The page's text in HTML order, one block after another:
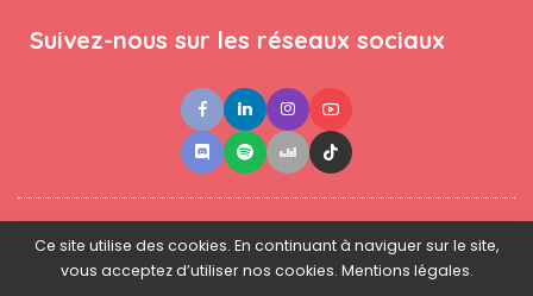
Suivez-nous sur les réseaux sociaux
Contact ●Newsletter ● L'équipe ● Mentions légales
Ce site utilise des cookies. En continuant à naviguer sur le site,
vous acceptez d’utiliser nos cookies. Mentions légales.